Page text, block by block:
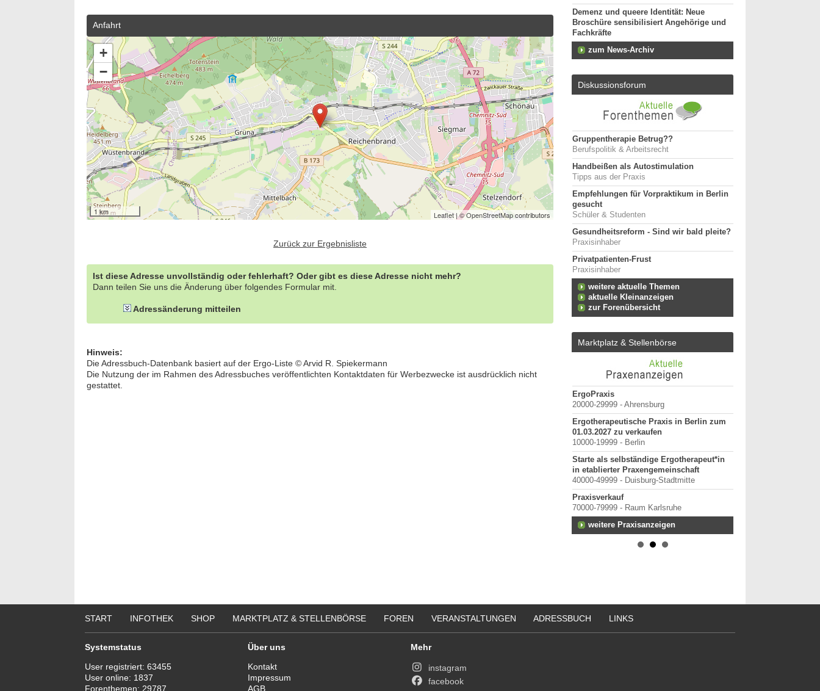
Anfahrt
+
−
1 km Leaflet | ©OpenStreetMapcontributors
Zurück zur Ergebnisliste
Ist diese Adresse unvollständig oder fehlerhaft? Oder gibt es diese Adresse nicht mehr?
Dann teilen Sie uns die Änderung über folgendes Formular mit.
Adressänderung mitteilen
Hinweis:
Die Adressbuch-Datenbank basiert auf der Ergo-Liste © Arvid R. Spiekermann
Die Nutzung der im Rahmen des Adressbuches veröffentlichten Kontaktdaten für Werbezwecke ist ausdrücklich nicht
gestattet.
Demenz und queere Identität: Neue
Broschüre sensibilisiert Angehörige und
Fachkräfte
zum News-Archiv
Diskussionsforum
Gruppentherapie Betrug??
Berufspolitik & Arbeitsrecht
Handbeißen als Autostimulation
Tipps aus der Praxis
Empfehlungen für Vorpraktikum in Berlin
gesucht
Schüler & Studenten
Gesundheitsreform - Sind wir bald pleite?
Praxisinhaber
Privatpatienten-Frust
Praxisinhaber
weitere aktuelle Themen
aktuelle Kleinanzeigen
zur Forenübersicht
Marktplatz & Stellenbörse
ErgoPraxis
20000-29999 - Ahrensburg
Ergotherapeutische Praxis in Berlin zum
01.03.2027 zu verkaufen
10000-19999 - Berlin
Starte als selbständige Ergotherapeut*in
in etablierter Praxengemeinschaft
40000-49999 - Duisburg-Stadtmitte
Praxisverkauf
70000-79999 - Raum Karlsruhe
weitere Praxisanzeigen
START INFOTHEK SHOP MARKTPLATZ & STELLENBÖRSE FOREN VERANSTALTUNGEN ADRESSBUCH LINKS
Systemstatus
User registriert: 63455
User online: 1837
Forenthemen: 29787
Über uns
Kontakt
Impressum
AGB
Mehr
instagram
facebook